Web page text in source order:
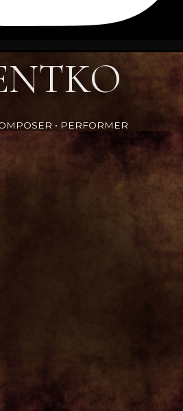
• PERFORMER